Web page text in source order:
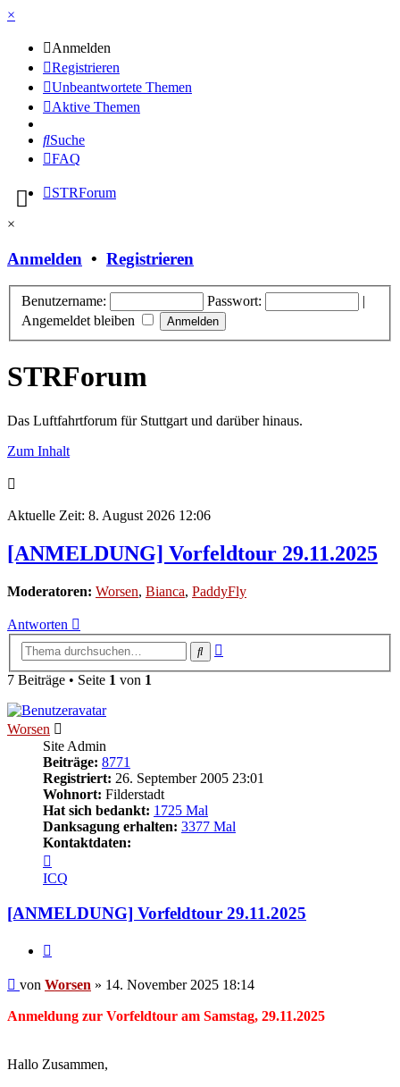
×
Anmelden
Registrieren
Unbeantwortete Themen
Aktive Themen
Suche
FAQ
STRForum
×
Anmelden • Registrieren
Benutzername: Passwort:
|
Angemeldet bleiben
STRForum
Das Luftfahrtforum für Stuttgart und darüber hinaus.
Zum Inhalt
Aktuelle Zeit: 8. August 2026 12:06
[ANMELDUNG] Vorfeldtour 29.11.2025
Moderatoren: Worsen, Bianca, PaddyFly
Antworten
Suche
7 Beiträge • Seite 1 von 1
Worsen
Site Admin
Beiträge: 8771
Registriert: 26. September 2005 23:01
Wohnort: Filderstadt
Hat sich bedankt: 1725 Mal
Danksagung erhalten: 3377 Mal
Kontaktdaten:
von
Worsen
ICQ
[ANMELDUNG] Vorfeldtour 29.11.2025
Beitrag
von Worsen » 14. November 2025 18:14
Anmeldung zur Vorfeldtour am Samstag, 29.11.2025
Hallo Zusammen,